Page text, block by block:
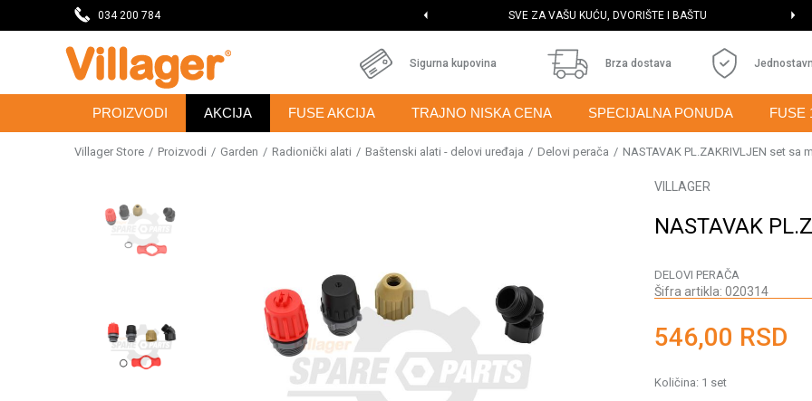
034 200 784DOBRODOŠLI NA VILLAGER ONLINE PRODAVNICU SVE ZA VAŠU KUĆU, DVORIŠTE I BAŠTU
Sigurna kupovina Brza dostava
PROIZVODI AKCIJA FUSE AKCIJA TRAJNO NISKA CENA SPECIJALNA PONUDA FUSE
Villager Store Proizvodi Garden Radionički alati Baštenski alati - delovi uređaja Delovi perača NASTAVAK PL.ZAKRIVLJEN set sa
VILLAGER
NASTAVAK
DELOVI PERAČA
Šifra artikla: 020314
546,00 RSD
Količina: 1 set